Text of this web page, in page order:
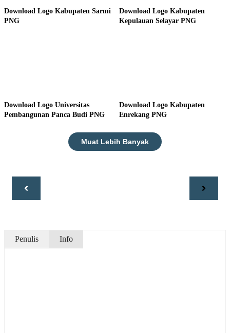
Download Logo Kabupaten Sarmi
PNG
Download Logo Kabupaten
Kepulauan Selayar PNG
Download Logo Universitas
Pembangunan Panca Budi PNG
Download Logo Kabupaten
Enrekang PNG
Muat Lebih Banyak
Penulis Info